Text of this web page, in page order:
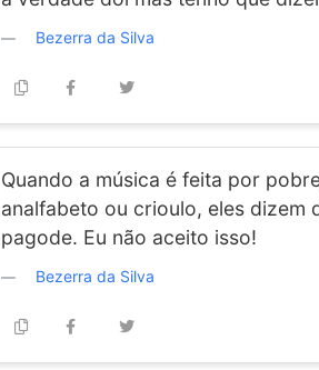
Bezerra da Silva
Quando a música é feita por
analfabeto ou crioulo, eles dizem
pagode. Eu não aceito isso!
Bezerra da Silva